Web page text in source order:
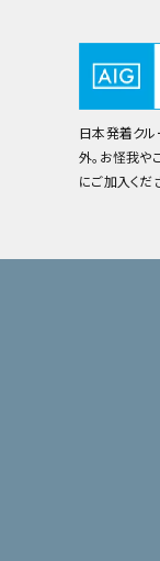
日本発着ク
外。お怪我や
にご加入くだ